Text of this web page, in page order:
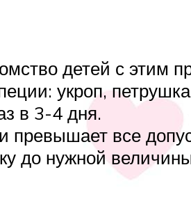
детей с этим
укроп,
в 3-4 дня.
превышает все
до нужной